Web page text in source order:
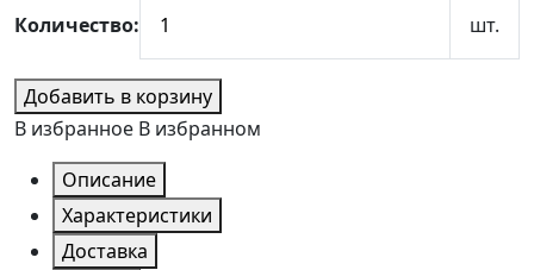
Количество: шт.
Добавить в корзину
В избранное В избранном
Описание
Характеристики
Доставка